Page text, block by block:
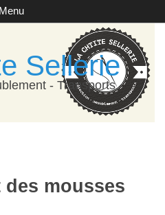
Sellerie
- Transports
Menu
des mousses